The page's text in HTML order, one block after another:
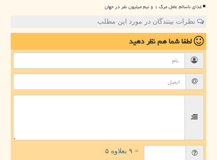
غذای ناسالم عامل مرگ ۱ و نیم میلیون نفر در جهان
نظرات بینندگان در مورد این مطلب
لطفا شما همنظر دهید
= ۹ بعلاوه ۵